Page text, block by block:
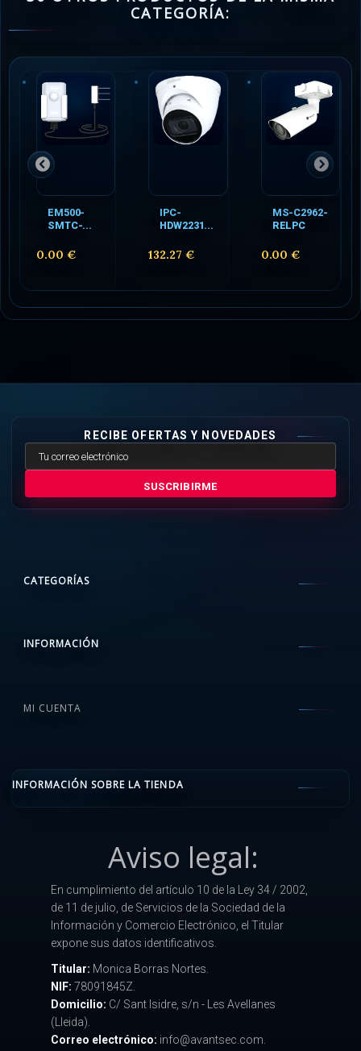
CATEGORÍA:
EM500-
SMTC-...
0.00 €
IPC-
HDW2231...
132.27 €
MS-C2962-
RELPC
0.00 €
RECIBE OFERTAS Y NOVEDADES
SUSCRIBIRME
CATEGORÍAS
INFORMACIÓN
MI CUENTA
INFORMACIÓN SOBRE LA TIENDA
Aviso legal:
En cumplimiento del artículo 10 de la Ley 34 / 2002,
de 11 de julio, de Servicios de la Sociedad de la
Información y Comercio Electrónico, el Titular
expone sus datos identificativos.
Titular: Monica Borras Nortes.
NIF: 78091845Z.
Domicilio: C/ Sant Isidre, s/n - Les Avellanes
(Lleida).
Correo electrónico: info@avantsec.com.